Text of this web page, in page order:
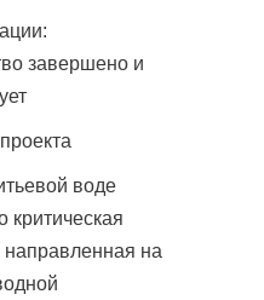
завершено и
воде
критическая
направленная на